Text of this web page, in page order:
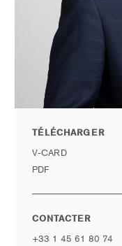
TÉLÉCHARGER
V-CARD
PDF
CONTACTER
+33 1 45 61 80 74